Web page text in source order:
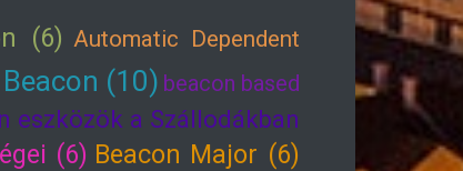
(6) Automatic Dependent
Beacon (10) beacon based
eszközök a Szállodákban
(6) Beacon Major (6)